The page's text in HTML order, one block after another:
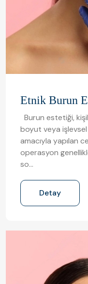
Etnik Burun
Burun estetiği,
boyut veya
amacıyla yapılan
operasyon
so…
Detay